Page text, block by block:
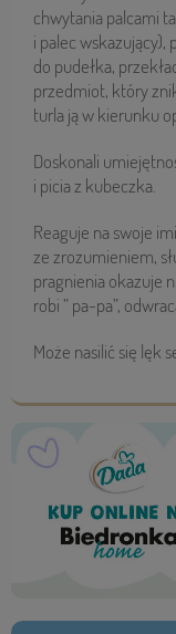
chwytania palcami
i palec wskazujący),
do pudełka,
przedmiot, który
turla ją w kierunku
Doskonali
i picia z kubeczka.
Reaguje na swoje
ze zrozumieniem,
pragnienia okazuje
robi ” pa-pa”,
Może nasilić się lęk